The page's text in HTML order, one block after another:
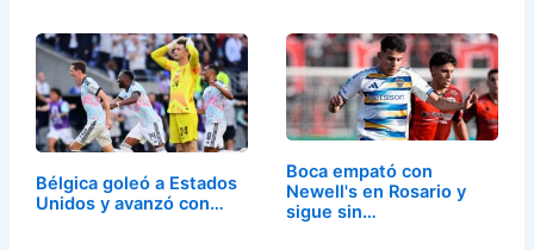
Bélgica goleó a Estados
Unidos y avanzó con…
Boca empató con
Newell's en Rosario y
sigue sin…